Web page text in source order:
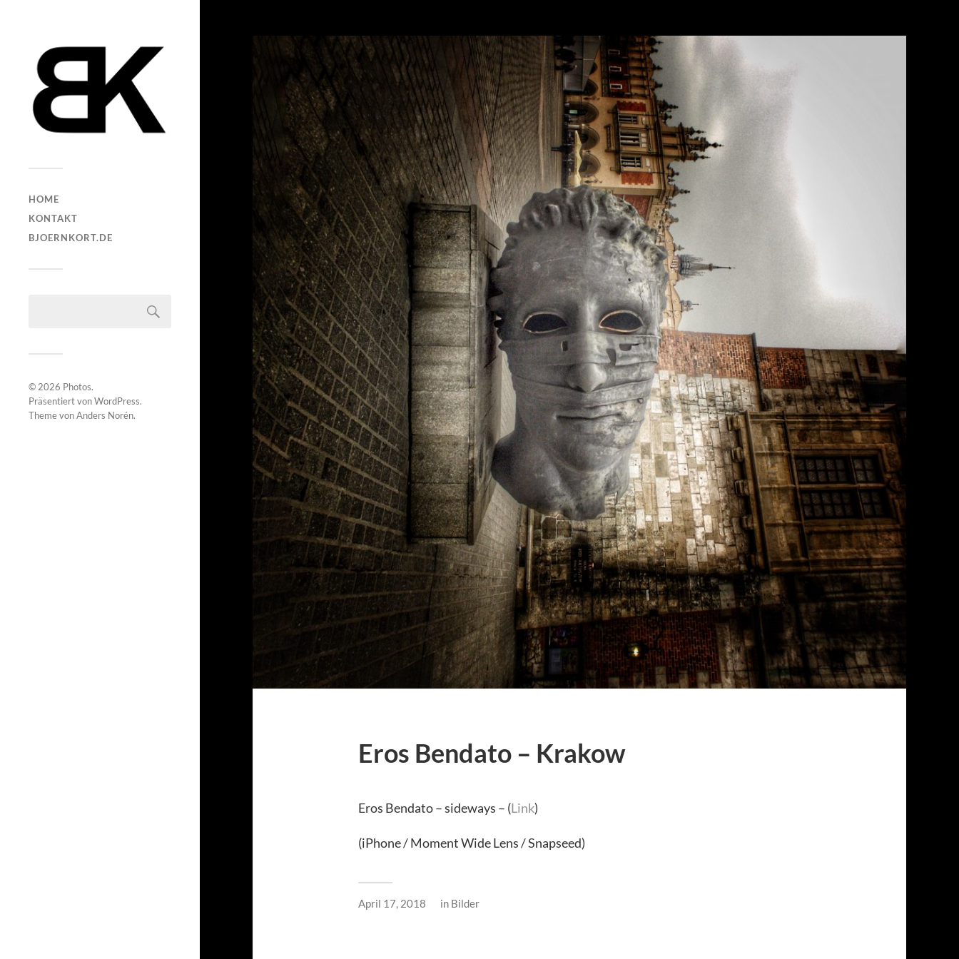
HOME
KONTAKT
BJOERNKORT.DE
© 2026 Photos.
Präsentiert vonWordPress.
Theme vonAnders Norén.
Eros Bendato – Krakow
Eros Bendato – sideways – (Link)
(iPhone / Moment Wide Lens / Snapseed)
April 17, 2018 in Bilder